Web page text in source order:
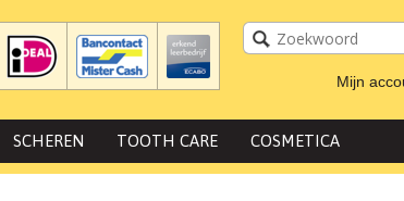
Mijn
SCHEREN TOOTH CARE COSMETICA